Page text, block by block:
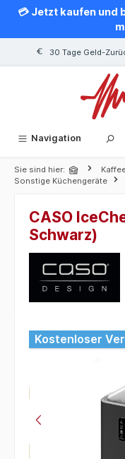
springen
💳 Jetzt kaufen und
30 Tage Geld-
Navigation
Sie sind hier:
Sonstige Küchengeräte
CASO
Schwarz)
Bildergalerie
Kostenloser